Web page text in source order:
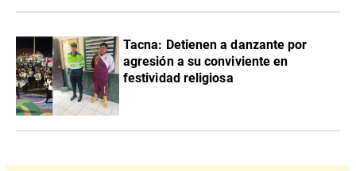
Tacna: Detienen a danzante por
agresión a su conviviente en
festividad religiosa